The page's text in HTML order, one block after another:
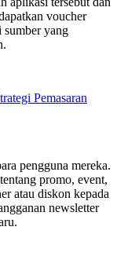
voucher
sumber yang
Pemasaran
pengguna mereka.
promo, event,
atau diskon kepada
newsletter